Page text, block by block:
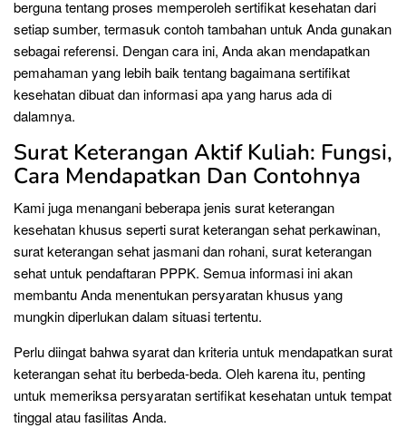
berguna tentang proses memperoleh sertifikat kesehatan dari
setiap sumber, termasuk contoh tambahan untuk Anda gunakan
sebagai referensi. Dengan cara ini, Anda akan mendapatkan
pemahaman yang lebih baik tentang bagaimana sertifikat
kesehatan dibuat dan informasi apa yang harus ada di
dalamnya.
Surat Keterangan Aktif Kuliah: Fungsi,
Cara Mendapatkan Dan Contohnya
Kami juga menangani beberapa jenis surat keterangan
kesehatan khusus seperti surat keterangan sehat perkawinan,
surat keterangan sehat jasmani dan rohani, surat keterangan
sehat untuk pendaftaran PPPK. Semua informasi ini akan
membantu Anda menentukan persyaratan khusus yang
mungkin diperlukan dalam situasi tertentu.
Perlu diingat bahwa syarat dan kriteria untuk mendapatkan surat
keterangan sehat itu berbeda-beda. Oleh karena itu, penting
untuk memeriksa persyaratan sertifikat kesehatan untuk tempat
tinggal atau fasilitas Anda.